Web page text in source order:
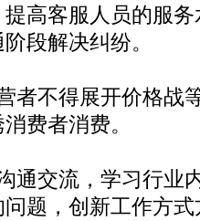
高客服人员的服
段解决纠纷。
者不得展开价格战
费者消费。
通交流，学习行业
题，创新工作方